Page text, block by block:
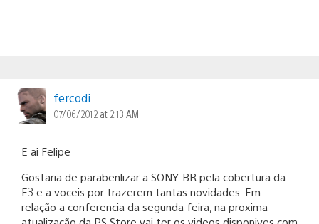
fercodi
07/06/2012 at 2:13 AM
E ai Felipe
Gostaria de parabenlizar a SONY-BR pela cobertura da
E3 e a voceis por trazerem tantas novidades. Em
relação a conferencia da segunda feira, na proxima